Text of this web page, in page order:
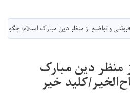
main
content
فروتنی و تواضع از منظر دین مبارک اسلام؛
منظر دین مبارک
کلید خیر